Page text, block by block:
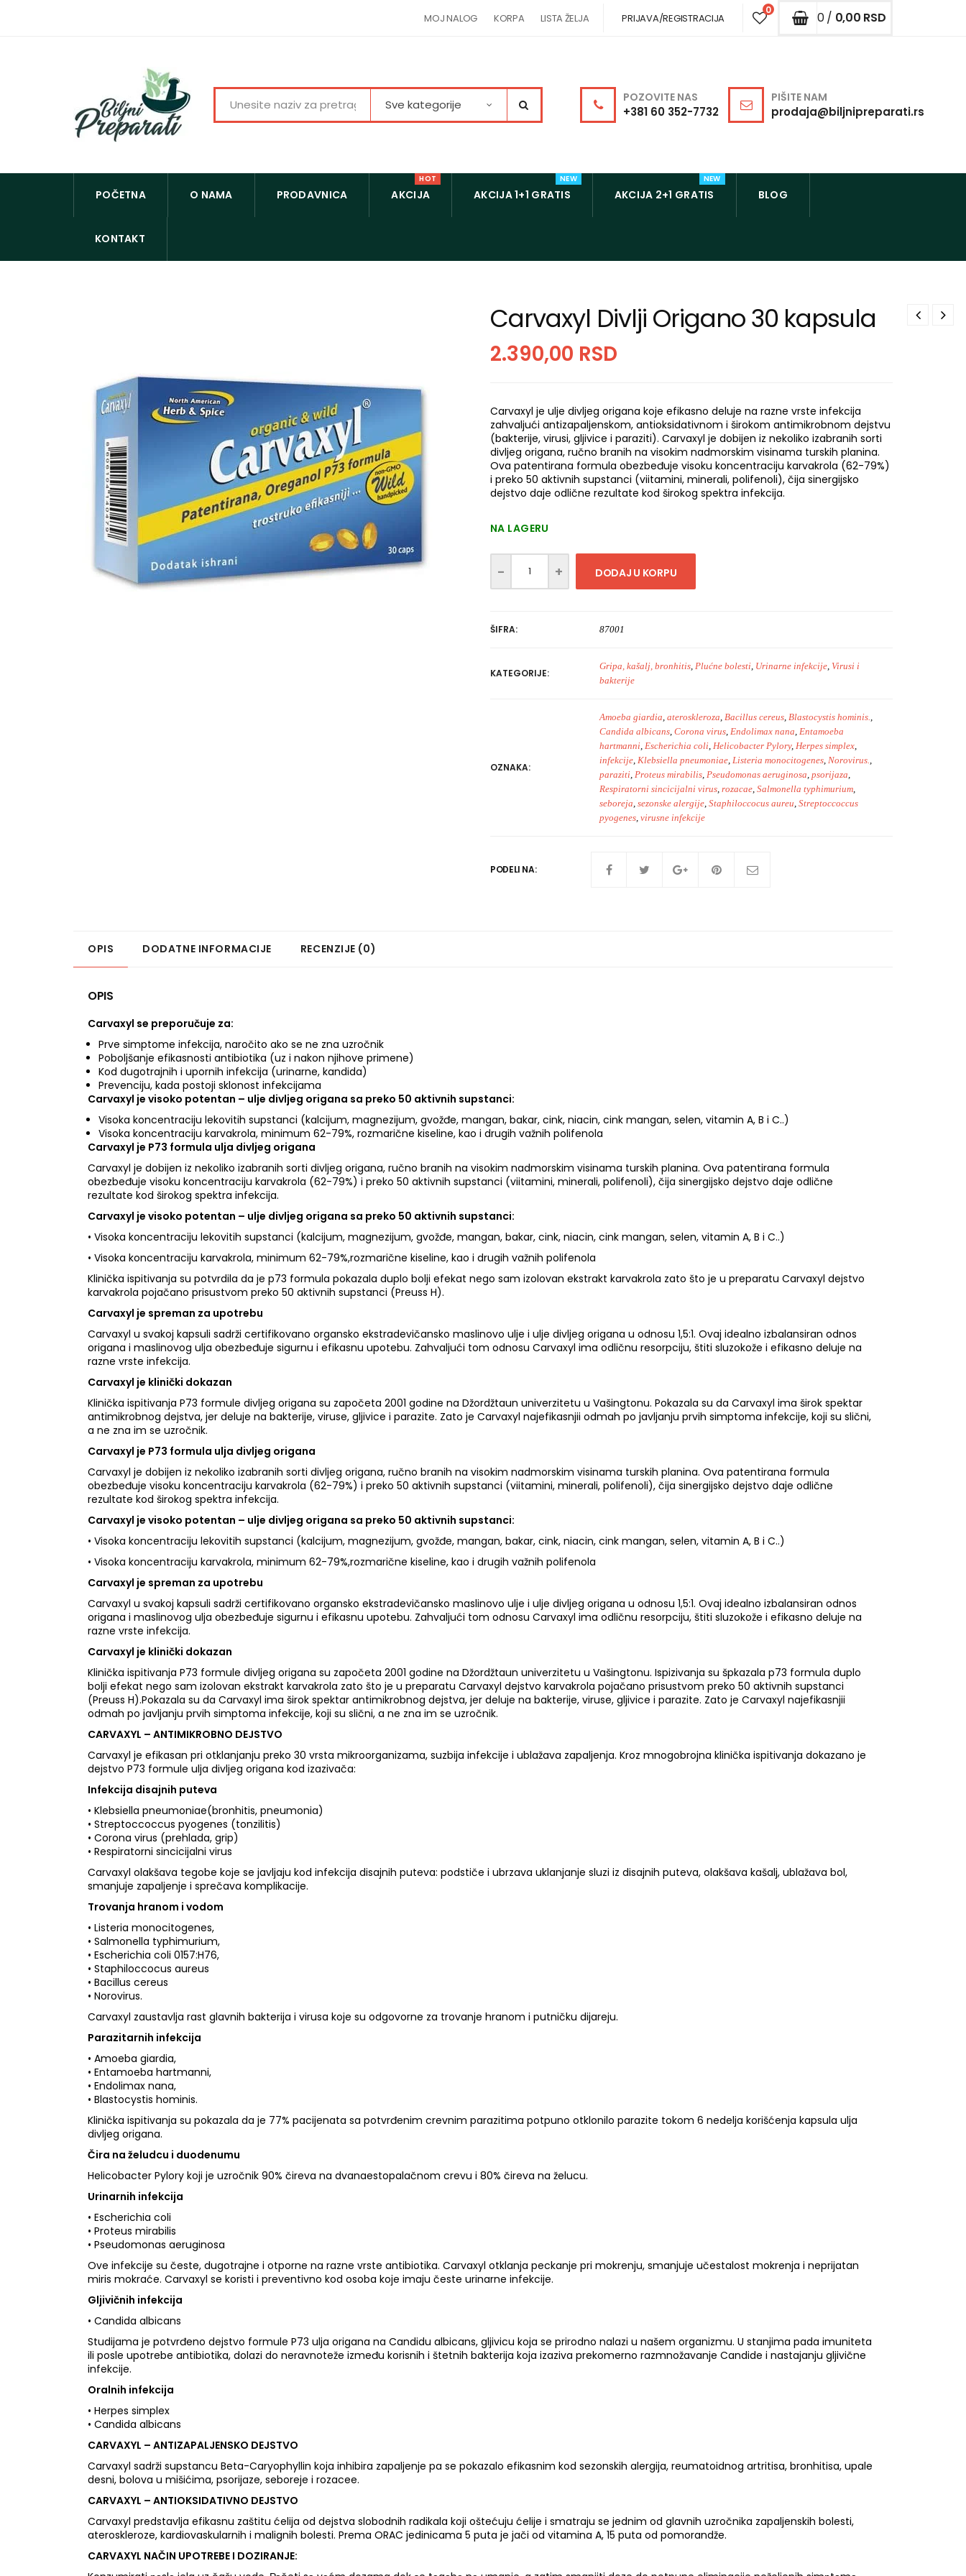
MOJ NALOG KORPA LISTA ŽELJA PRIJAVA/REGISTRACIJA
0 0 / 0,00 RSD
Sve kategorije POZOVITE NAS
+381 60 352-7732
PIŠITE NAM
prodaja@biljnipreparati.rs
POČETNA O NAMA PRODAVNICA AKCIJA
HOT
AKCIJA 1+1 GRATIS
NEW
AKCIJA 2+1 GRATIS
NEW
BLOG
KONTAKT
Carvaxyl Divlji Origano 30 kapsula
2.390,00 RSD
Carvaxyl je ulje divljeg origana koje efikasno deluje na razne vrste infekcija
zahvaljući antizapaljenskom, antioksidativnom i širokom antimikrobnom dejstvu
(bakterije, virusi, gljivice i paraziti). Carvaxyl je dobijen iz nekoliko izabranih sorti
divljeg origana, ručno branih na visokim nadmorskim visinama turskih planina.
Ova patentirana formula obezbeđuje visoku koncentraciju karvakrola (62-79%)
i preko 50 aktivnih supstanci (viitamini, minerali, polifenoli), čija sinergijsko
dejstvo daje odlične rezultate kod širokog spektra infekcija.
NA LAGERU
DODAJ U KORPU
ŠIFRA: 87001
KATEGORIJE:
Gripa, kašalj, bronhitis, Plućne bolesti, Urinarne infekcije, Virusi i
bakterije
OZNAKA:
Amoeba giardia, ateroskleroza, Bacillus cereus, Blastocystis hominis.,
Candida albicans, Corona virus, Endolimax nana, Entamoeba
hartmanni, Escherichia coli, Helicobacter Pylory, Herpes simplex,
infekcije, Klebsiella pneumoniae, Listeria monocitogenes, Norovirus.,
paraziti, Proteus mirabilis, Pseudomonas aeruginosa, psorijaza,
Respiratorni sincicijalni virus, rozacae, Salmonella typhimurium,
seboreja, sezonske alergije, Staphiloccocus aureu, Streptoccoccus
pyogenes, virusne infekcije
PODELI NA:
OPIS DODATNE INFORMACIJE RECENZIJE (0)
OPIS
Carvaxyl se preporučuje za:
Prve simptome infekcija, naročito ako se ne zna uzročnik
Poboljšanje efikasnosti antibiotika (uz i nakon njihove primene)
Kod dugotrajnih i upornih infekcija (urinarne, kandida)
Prevenciju, kada postoji sklonost infekcijama
Carvaxyl je visoko potentan – ulje divljeg origana sa preko 50 aktivnih supstanci:
Visoka koncentraciju lekovitih supstanci (kalcijum, magnezijum, gvožđe, mangan, bakar, cink, niacin, cink mangan, selen, vitamin A, B i C..)
Visoka koncentraciju karvakrola, minimum 62-79%, rozmarične kiseline, kao i drugih važnih polifenola
Carvaxyl je P73 formula ulja divljeg origana
Carvaxyl je dobijen iz nekoliko izabranih sorti divljeg origana, ručno branih na visokim nadmorskim visinama turskih planina. Ova patentirana formula
obezbeđuje visoku koncentraciju karvakrola (62-79%) i preko 50 aktivnih supstanci (viitamini, minerali, polifenoli), čija sinergijsko dejstvo daje odlične
rezultate kod širokog spektra infekcija.
Carvaxyl je visoko potentan – ulje divljeg origana sa preko 50 aktivnih supstanci:
• Visoka koncentraciju lekovitih supstanci (kalcijum, magnezijum, gvožđe, mangan, bakar, cink, niacin, cink mangan, selen, vitamin A, B i C..)
• Visoka koncentraciju karvakrola, minimum 62-79%,rozmarične kiseline, kao i drugih važnih polifenola
Klinička ispitivanja su potvrdila da je p73 formula pokazala duplo bolji efekat nego sam izolovan ekstrakt karvakrola zato što je u preparatu Carvaxyl dejstvo
karvakrola pojačano prisustvom preko 50 aktivnih supstanci (Preuss H).
Carvaxyl je spreman za upotrebu
Carvaxyl u svakoj kapsuli sadrži certifikovano organsko ekstradevičansko maslinovo ulje i ulje divljeg origana u odnosu 1,5:1. Ovaj idealno izbalansiran odnos
origana i maslinovog ulja obezbeđuje sigurnu i efikasnu upotebu. Zahvaljući tom odnosu Carvaxyl ima odličnu resorpciju, štiti sluzokože i efikasno deluje na
razne vrste infekcija.
Carvaxyl je klinički dokazan
Klinička ispitivanja P73 formule divljeg origana su započeta 2001 godine na Džordžtaun univerzitetu u Vašingtonu. Pokazala su da Carvaxyl ima širok spektar
antimikrobnog dejstva, jer deluje na bakterije, viruse, gljivice i parazite. Zato je Carvaxyl najefikasnjii odmah po javljanju prvih simptoma infekcije, koji su slični,
a ne zna im se uzročnik.
Carvaxyl je P73 formula ulja divljeg origana
Carvaxyl je dobijen iz nekoliko izabranih sorti divljeg origana, ručno branih na visokim nadmorskim visinama turskih planina. Ova patentirana formula
obezbeđuje visoku koncentraciju karvakrola (62-79%) i preko 50 aktivnih supstanci (viitamini, minerali, polifenoli), čija sinergijsko dejstvo daje odlične
rezultate kod širokog spektra infekcija.
Carvaxyl je visoko potentan – ulje divljeg origana sa preko 50 aktivnih supstanci:
• Visoka koncentraciju lekovitih supstanci (kalcijum, magnezijum, gvožđe, mangan, bakar, cink, niacin, cink mangan, selen, vitamin A, B i C..)
• Visoka koncentraciju karvakrola, minimum 62-79%,rozmarične kiseline, kao i drugih važnih polifenola
Carvaxyl je spreman za upotrebu
Carvaxyl u svakoj kapsuli sadrži certifikovano organsko ekstradevičansko maslinovo ulje i ulje divljeg origana u odnosu 1,5:1. Ovaj idealno izbalansiran odnos
origana i maslinovog ulja obezbeđuje sigurnu i efikasnu upotebu. Zahvaljući tom odnosu Carvaxyl ima odličnu resorpciju, štiti sluzokože i efikasno deluje na
razne vrste infekcija.
Carvaxyl je klinički dokazan
Klinička ispitivanja P73 formule divljeg origana su započeta 2001 godine na Džordžtaun univerzitetu u Vašingtonu. Ispizivanja su špkazala p73 formula duplo
bolji efekat nego sam izolovan ekstrakt karvakrola zato što je u preparatu Carvaxyl dejstvo karvakrola pojačano prisustvom preko 50 aktivnih supstanci
(Preuss H).Pokazala su da Carvaxyl ima širok spektar antimikrobnog dejstva, jer deluje na bakterije, viruse, gljivice i parazite. Zato je Carvaxyl najefikasnjii
odmah po javljanju prvih simptoma infekcije, koji su slični, a ne zna im se uzročnik.
CARVAXYL – ANTIMIKROBNO DEJSTVO
Carvaxyl je efikasan pri otklanjanju preko 30 vrsta mikroorganizama, suzbija infekcije i ublažava zapaljenja. Kroz mnogobrojna klinička ispitivanja dokazano je
dejstvo P73 formule ulja divljeg origana kod izazivača:
Infekcija disajnih puteva
• Klebsiella pneumoniae(bronhitis, pneumonia)
• Streptoccoccus pyogenes (tonzilitis)
• Corona virus (prehlada, grip)
• Respiratorni sincicijalni virus
Carvaxyl olakšava tegobe koje se javljaju kod infekcija disajnih puteva: podstiče i ubrzava uklanjanje sluzi iz disajnih puteva, olakšava kašalj, ublažava bol,
smanjuje zapaljenje i sprečava komplikacije.
Trovanja hranom i vodom
• Listeria monocitogenes,
• Salmonella typhimurium,
• Escherichia coli 0157:H76,
• Staphiloccocus aureus
• Bacillus cereus
• Norovirus.
Carvaxyl zaustavlja rast glavnih bakterija i virusa koje su odgovorne za trovanje hranom i putničku dijareju.
Parazitarnih infekcija
• Amoeba giardia,
• Entamoeba hartmanni,
• Endolimax nana,
• Blastocystis hominis.
Klinička ispitivanja su pokazala da je 77% pacijenata sa potvrđenim crevnim parazitima potpuno otklonilo parazite tokom 6 nedelja korišćenja kapsula ulja
divljeg origana.
Čira na želudcu i duodenumu
Helicobacter Pylory koji je uzročnik 90% čireva na dvanaestopalačnom crevu i 80% čireva na želucu.
Urinarnih infekcija
• Escherichia coli
• Proteus mirabilis
• Pseudomonas aeruginosa
Ove infekcije su česte, dugotrajne i otporne na razne vrste antibiotika. Carvaxyl otklanja peckanje pri mokrenju, smanjuje učestalost mokrenja i neprijatan
miris mokraće. Carvaxyl se koristi i preventivno kod osoba koje imaju česte urinarne infekcije.
Gljivičnih infekcija
• Candida albicans
Studijama je potvrđeno dejstvo formule P73 ulja origana na Candidu albicans, gljivicu koja se prirodno nalazi u našem organizmu. U stanjima pada imuniteta
ili posle upotrebe antibiotika, dolazi do neravnoteže između korisnih i štetnih bakterija koja izaziva prekomerno razmnožavanje Candide i nastajanju gljivične
infekcije.
Oralnih infekcija
• Herpes simplex
• Candida albicans
CARVAXYL – ANTIZAPALJENSKO DEJSTVO
Carvaxyl sadrži supstancu Beta-Caryophyllin koja inhibira zapaljenje pa se pokazalo efikasnim kod sezonskih alergija, reumatoidnog artritisa, bronhitisa, upale
desni, bolova u mišićima, psorijaze, seboreje i rozacee.
CARVAXYL – ANTIOKSIDATIVNO DEJSTVO
Carvaxyl predstavlja efikasnu zaštitu ćelija od dejstva slobodnih radikala koji oštećuju ćelije i smatraju se jednim od glavnih uzročnika zapaljenskih bolesti,
ateroskleroze, kardiovaskularnih i malignih bolesti. Prema ORAC jedinicama 5 puta je jači od vitamina A, 15 puta od pomorandže.
CARVAXYL NAČIN UPOTREBE I DOZIRANJE: